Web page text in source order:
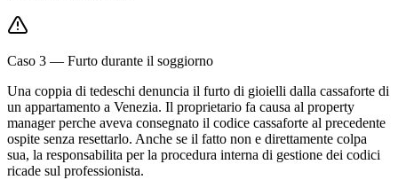
Caso 3 — Furto durante il soggiorno
Una coppia di tedeschi denuncia il furto di gioielli dalla cassaforte di
un appartamento a Venezia. Il proprietario fa causa al property
manager perche aveva consegnato il codice cassaforte al precedente
ospite senza resettarlo. Anche se il fatto non e direttamente colpa
sua, la responsabilita per la procedura interna di gestione dei codici
ricade sul professionista.